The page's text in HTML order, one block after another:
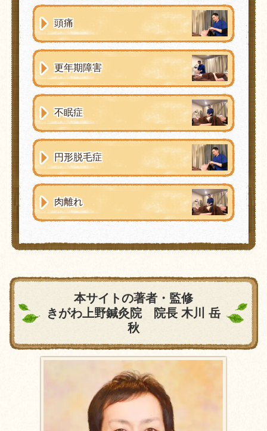
頭痛
更年期障害
不眠症
円形脱毛症
肉離れ
本サイトの著者・監修
きがわ上野鍼灸院 院長 木川 岳
秋